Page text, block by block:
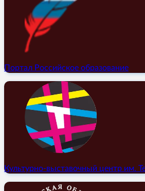
Портал Российское образование
Культурно-выставочный центр им.